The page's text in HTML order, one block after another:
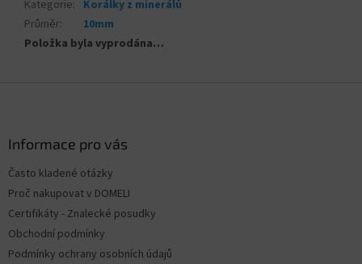
Kategorie: Korálky z minerálů
Průměr:
10mm
Položka byla vyprodána…
Informace pro vás
Často kladené otázky
Proč nakupovat v DOMELI
Certifikáty - Znalecké posudky
Obchodní podmínky
Podmínky ochrany osobních údajů